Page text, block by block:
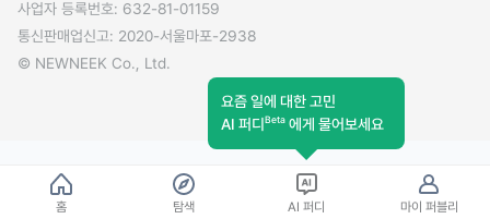
사업자 등록번호: 632-81-01159
통신판매업신고: 2020-서울마포-2938
© NEWNEEK Co., Ltd.
홈 탐색
요즘 일에 대한 고민
AI 퍼디Beta 에게 물어보세요
AI 퍼디 마이 퍼블리